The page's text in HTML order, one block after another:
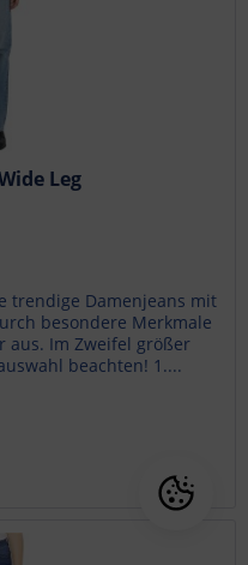
Leg
trendige Damenjeans mit
besondere Merkmale
aus. Im Zweifel größer
beachten! 1....